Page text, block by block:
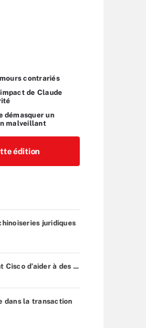
contrariés
de Claude
démasquer un
malveillant
édition
juridiques
Cisco d’aider à des ...
dans la transaction